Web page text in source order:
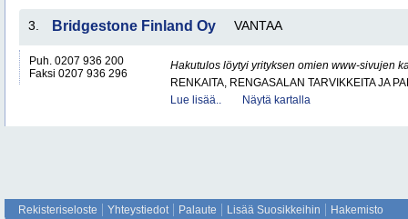
3. Bridgestone Finland Oy VANTAA
Puh. 0207 936 200
Faksi 0207 936 296
Hakutulos löytyi yrityksen omien www-sivujen
RENKAITA, RENGASALAN TARVIKKEITA JA
Lue lisää..
Näytä kartalla
Rekisteriseloste Yhteystiedot Palaute Lisää Suosikkeihin Hakemisto